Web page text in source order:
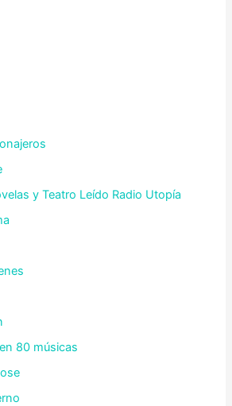
y Teatro Leído Radio Utopía
80 músicas